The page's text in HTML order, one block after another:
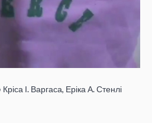
І. Варгаса, Еріка А. Стенлі